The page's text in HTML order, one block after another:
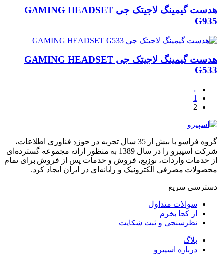
هدست گیمینگ لاجیتک جی GAMING HEADSET
G935
هدست گیمینگ لاجیتک جی GAMING HEADSET
G533
→
1
2
گروه فراسو با بیش از 35 سال تجربه در حوزه فناوری اطلاعات،
شرکت اسپیرو را در سال 1389 به منظور ارائه مجموعه گسترده‌ای
از خدمات واردات، توزیع، فروش و خدمات پس از فروش برای تمام
محصولات مصرفی الکترونیک و رایانه‌ای در ایران ایجاد کرد.
دسترسی‌ سریع
سوالات متداول
از کجا بخرم
نظرسنجی و ثبت شکایت
بلاگ
درباره اسپیرو